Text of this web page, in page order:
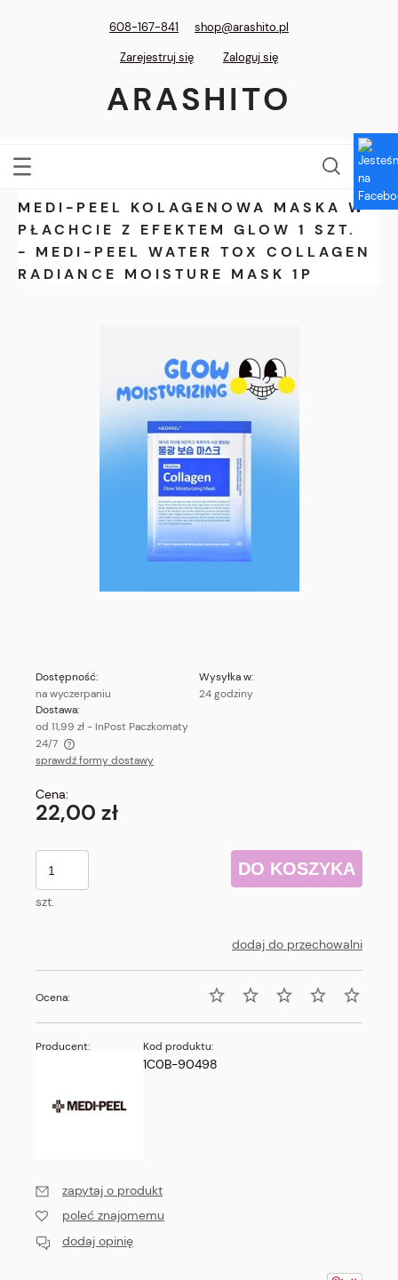
608-167-841
shop@arashito.pl
Zarejestruj się
Zaloguj się
ARASHITO
MEDI-PEEL KOLAGENOWA MASKA W
PŁACHCIE Z EFEKTEM GLOW 1 SZT.
- MEDI-PEEL WATER TOX COLLAGEN
RADIANCE MOISTURE MASK 1P
Dostępność:
na wyczerpaniu
Wysyłka w:
24 godziny
Dostawa:
od 11,99 zł- InPost Paczkomaty
24/7
Cena nie zawiera ewentualnych kosztów płatności
sprawdź formy dostawy
Cena:
22,00 zł
szt.
DO KOSZYKA
dodaj do przechowalni
Ocena:
Producent: Kod produktu:
1C0B-90498
zapytaj o produkt
poleć znajomemu
dodaj opinię